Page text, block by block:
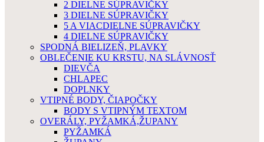
2 DIELNE SÚPRAVIČKY
3 DIELNE SÚPRAVIČKY
5 A VIACDIELNE SÚPRAVIČKY
4 DIELNE SÚPRAVIČKY
SPODNÁ BIELIZEŇ, PLAVKY
OBLEČENIE KU KRSTU, NA SLÁVNOSŤ
DIEVČA
CHLAPEC
DOPLNKY
VTIPNÉ BODY, ČIAPOČKY
BODY S VTIPNÝM TEXTOM
OVERÁLY, PYŽAMKÁ,ŽUPANY
PYŽAMKÁ